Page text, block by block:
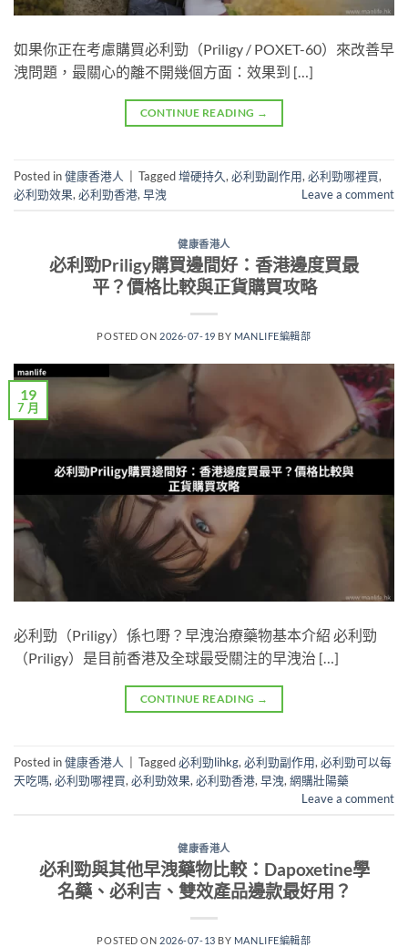
如果你正在考慮購買必利勁（Priligy / POXET-60）來改善早
洩問題，最關心的離不開幾個方面：效果到 […]
CONTINUE READING →
Posted in健康香港人 | Tagged增硬持久, 必利勁副作用, 必利勁哪裡買,
必利勁效果, 必利勁香港, 早洩 Leave a comment
健康香港人
必利勁Priligy購買邊間好：香港邊度買最
平？價格比較與正貨購買攻略
POSTED ON 2026-07-19 BY MANLIFE編輯部
19
7 月
必利勁（Priligy）係乜嘢？早洩治療藥物基本介紹 必利勁
（Priligy）是目前香港及全球最受關注的早洩治 […]
CONTINUE READING →
Posted in健康香港人 Tagged必利勁lihkg, 必利勁副作用, 必利勁可以每
天吃嗎, 必利勁哪裡買, 必利勁效果, 必利勁香港, 早洩, 網購壯陽藥
Leave a comment
健康香港人
必利勁與其他早洩藥物比較：Dapoxetine學
名藥、必利吉、雙效產品邊款最好用？
POSTED ON 2026-07-13 BY MANLIFE編輯部